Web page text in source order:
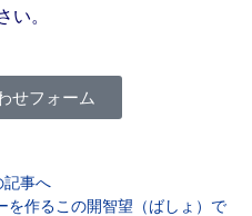
。
せフォーム
記事へ
作るこの開智望（ばしょ）で